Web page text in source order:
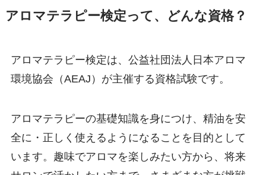
アロマテラピー検定って、どんな資格？
アロマテラピー検定は、公益社団法人日本アロマ
環境協会（AEAJ）が主催する資格試験です。
アロマテラピーの基礎知識を身につけ、精油を安
全に・正しく使えるようになることを目的として
います。趣味でアロマを楽しみたい方から、将来